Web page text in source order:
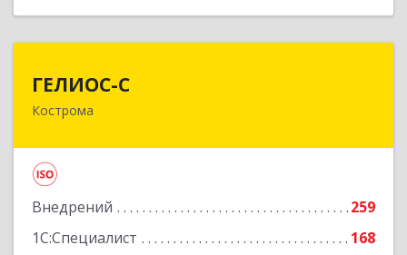
ГЕЛИОС-С
Кострома
Внедрений
259
1С:Специалист
168
156026, Костромская обл, г.о. город Кострома,